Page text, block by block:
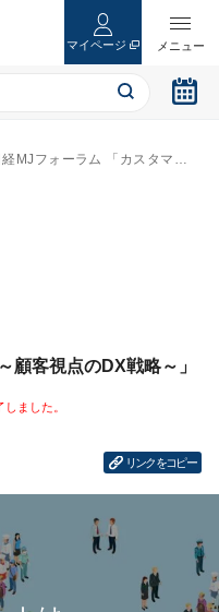
マイページ
タマーエクスペリエンス～顧客視点のDX戦略～」
顧客視点のDX戦略～」
リンクをコピー